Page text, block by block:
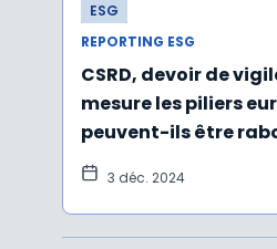
ESG
REPORTING ESG
CSRD, devoir de
mesure les piliers
peuvent-ils être
3 déc. 2024